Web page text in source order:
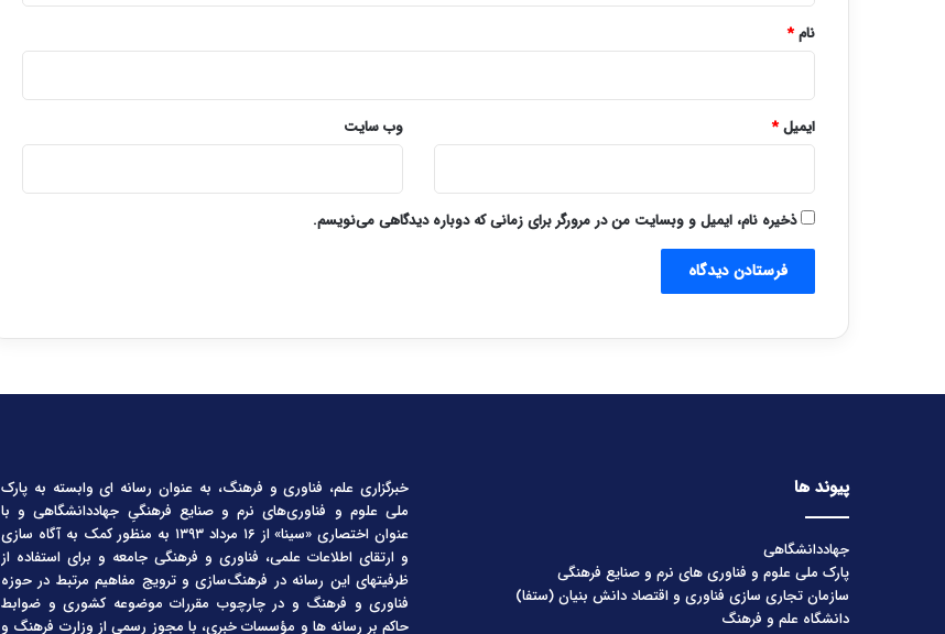
نام*
ایمیل* وب‌ سایت
ذخیره نام، ایمیل و وبسایت من در مرورگر برای زمانی که دوباره دیدگاهی می‌نویسم.
پیوند ها
جهاددانشگاهی
پارک ملی علوم و فناوری های نرم و صنایع فرهنگی
سازمان تجاری سازی فناوری و اقتصاد دانش بنیان (ستفا)
دانشگاه علم و فرهنگ
خبرگزاری علم، فناوری و فرهنگ، به عنوان رسانه ای وابسته به پارک
ملی علوم و فناوری‌های نرم و صنایع فرهنگیِ جهاددانشگاهی و با
عنوان اختصاری «سینا» از ۱۶ مرداد ۱۳۹۳ به منظور کمک به آگاه سازی
و ارتقای اطلاعات علمی، فناوری و فرهنگی جامعه و برای استفاده از
ظرفیتهای این رسانه در فرهنگ‌سازی و ترویج مفاهیم مرتبط در حوزه
فناوری و فرهنگ و در چارچوب مقررات موضوعه کشوری و ضوابط
حاکم بر رسانه ها و مؤسسات خبری، با مجوز رسمی از وزارت فرهنگ و